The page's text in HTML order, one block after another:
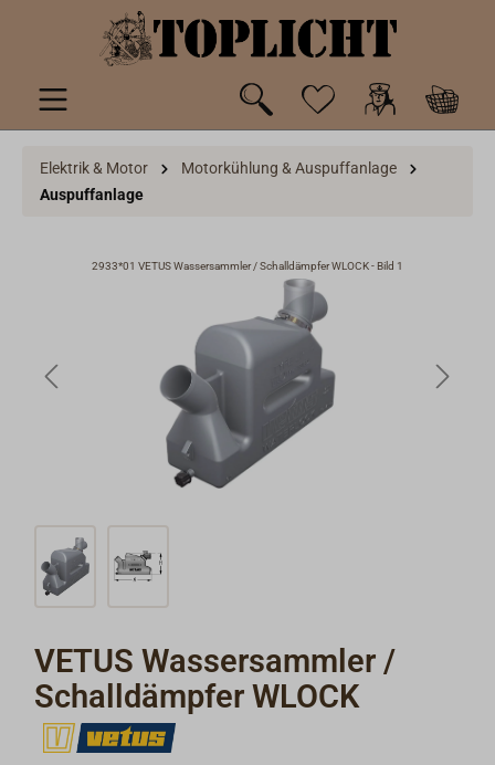
springen
Elektrik & Motor
Motorkühlung & Auspuffanlage
Auspuffanlage
2933*01 VETUS Wassersammler / Schalldämpfer WLOCK - Bild 1
VETUS Wassersammler /
Schalldämpfer WLOCK